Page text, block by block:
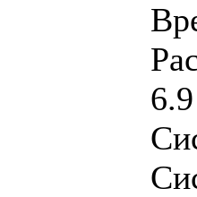
6.9